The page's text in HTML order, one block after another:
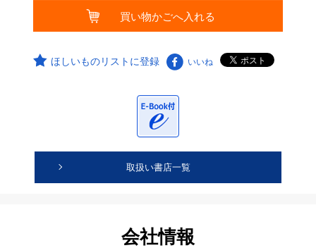
ほしいものリストに登録 いいね
取扱い書店一覧
会社情報